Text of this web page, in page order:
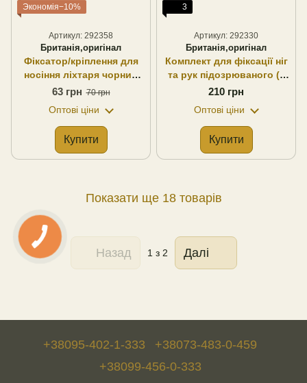
Экономія−10%
Артикул: 292358
Британія,оригінал
Фіксатор/кріплення для
носіння ліхтаря чорний
шкіра, оригінал
63 грн 70 грн
Оптові ціни
Купити
3
Артикул: 292330
Британія,оригінал
Комплект для фіксації ніг
та рук підозрюваного (з
чохлом), чорний,
(Британія)
210 грн
Оптові ціни
Купити
Показати ще 18 товарів
Назад 1 з 2 Далі
+38095-402-1-333
+38073-483-0-459
+38099-456-0-333